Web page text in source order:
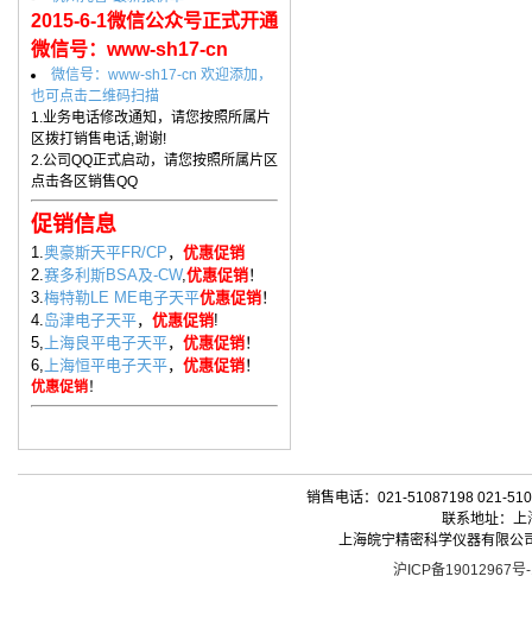
2015-6-1微信公众号正式开通
微信号：www-sh17-cn
微信号：www-sh17-cn 欢迎添加，
也可点击二维码扫描
1.业务电话修改通知，请您按照所属片
区拨打销售电话,谢谢!
2.公司QQ正式启动，请您按照所属片区
点击各区销售QQ
促销信息
1. 奥豪斯天平FR/CP ， 优惠促销
2. 赛多利斯BSA及-CW, 优惠促销！
3. 梅特勒LE ME电子天平优惠促销！
4. 岛津电子天平， 优惠促销!
5,
上海良平电子天平， 优惠促销！
6,
上海恒平电子天平， 优惠促销！
优惠促销！
销售电话：021-51087198 021-
联系地址：
上海皖宁精密科学仪器有限
沪ICP备19012967号